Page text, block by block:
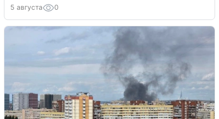
5 августа 0